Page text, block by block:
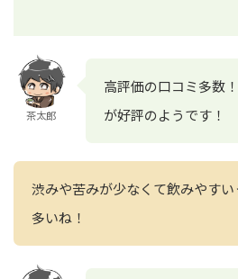
茶太郎
高評価の口コミ多数
が好評のようです！
渋みや苦みが少なくて飲みやすい
多いね！